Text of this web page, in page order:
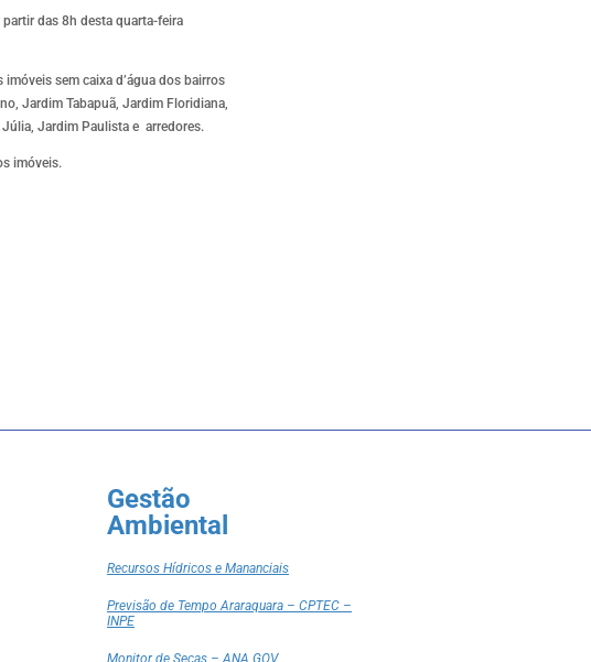
das 8h desta quarta-feira
sem caixa d’água dos bairros
Jardim Tabapuã, Jardim Floridiana,
Jardim Paulista e arredores.
imóveis.
Gestão
Ambiental
Recursos Hídricos e Mananciais
Previsão de Tempo Araraquara – CPTEC –
INPE
Monitor de Secas – ANA GOV